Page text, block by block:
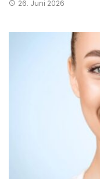
26. Juni 2026